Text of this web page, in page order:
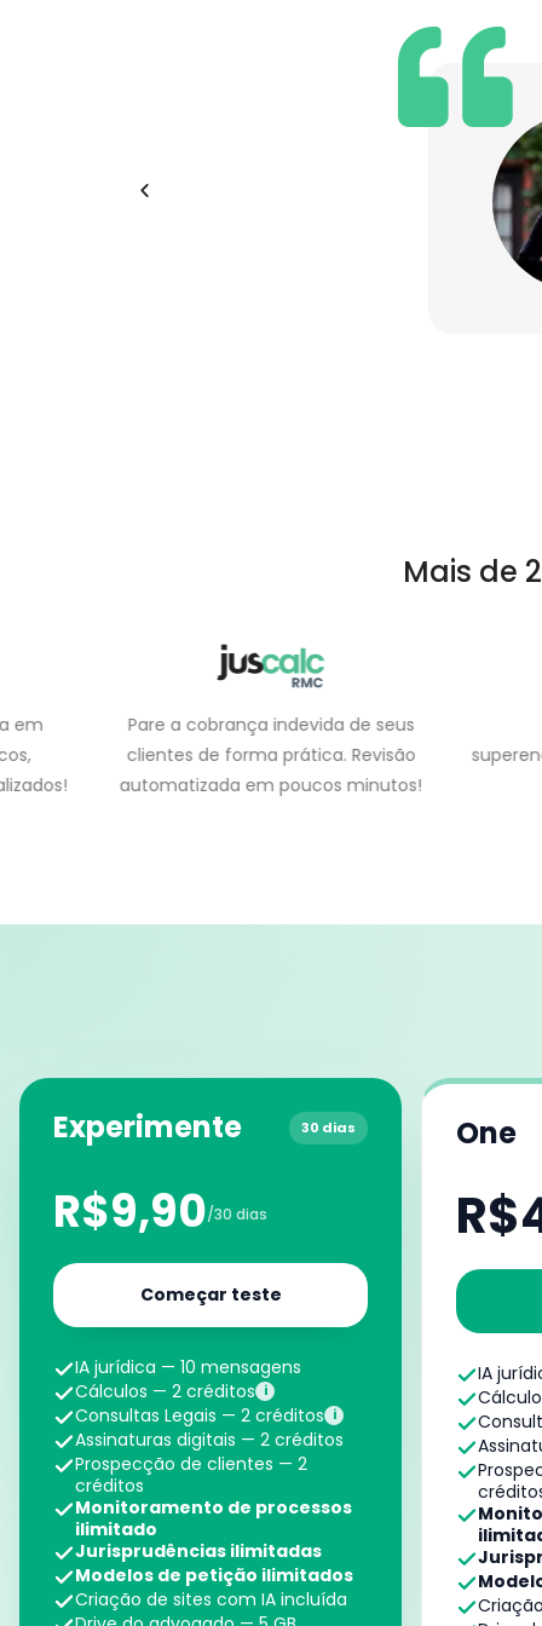
Mais de
em
Pare a cobrança indevida de seus
clientes de forma prática. Revisão
automatizada em poucos minutos!
Experimente 30 dias
R$9,90/30 dias
Começar teste
IA jurídica — 10 mensagens
Cálculos — 2 créditos i
Consultas Legais — 2 créditos i
Assinaturas digitais — 2 créditos
Prospecção de clientes — 2
créditos
Monitoramento de processos
ilimitado
Jurisprudências ilimitadas
Modelos de petição ilimitados
Criação de sites com IA incluída
One
IA